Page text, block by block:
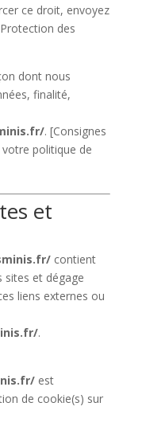
ce droit, envoyez
des
dont nous
finalité,
. [Consignes
politique de
et
contient
sites et dégage
liens externes ou
.
est
de cookie(s) sur